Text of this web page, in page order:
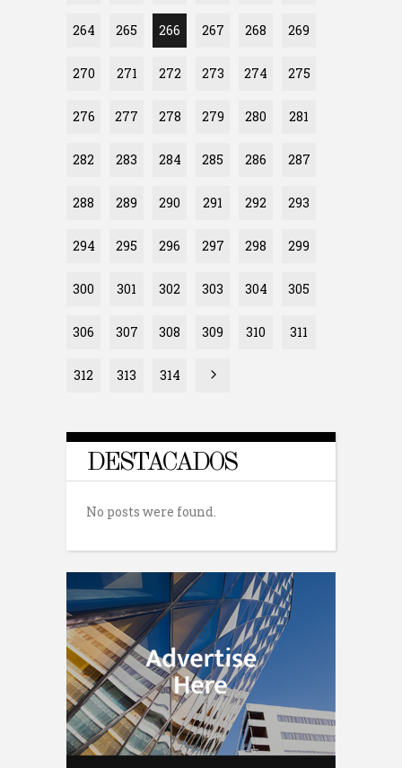
264 265 266 267 268 269
270 271 272 273 274 275
276 277 278 279 280 281
282 283 284 285 286 287
288 289 290 291 292 293
294 295 296 297 298 299
300 301 302 303 304 305
306 307 308 309 310 311
312 313 314
DESTACADOS
No posts were found.